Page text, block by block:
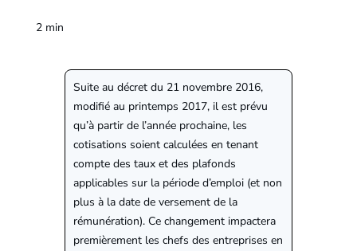
2 min
Suite au décret du 21 novembre 2016,
modifié au printemps 2017, il est prévu
qu’à partir de l’année prochaine, les
cotisations soient calculées en tenant
compte des taux et des plafonds
applicables sur la période d’emploi (et non
plus à la date de versement de la
rémunération). Ce changement impactera
premièrement les chefs des entreprises en